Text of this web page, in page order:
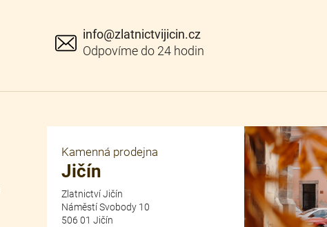
info@zlatnictvijicin.cz
Kamenná prodejna
Jičín
Zlatnictví Jičín
Náměstí Svobody 10
506 01 Jičín